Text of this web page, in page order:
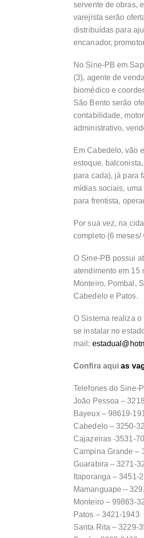
servente de obras,
varejista serão
distribuídas para
encanador,
No Sine-PB em
(3), agente de
biomédico e
São Bento serão
contabilidade,
administrativo,
Em Cabedelo, vão
estoque,
para cada), já para
mídias sociais,
para frentista,
Por sua vez, na
completo (6 meses/
O Sine-PB possui
atendimento em 15
Monteiro, Pombal,
Cabedelo e Patos.
O Sistema realiza
se instalar no
mail:
Confira aquias
Telefones do Sine-
João Pessoa –
Bayeux – 98619-
Cabedelo – 3250-
Cajazeiras -3531-
Campina Grande –
Guarabira – 3271-
Itaporanga – 3451-
Mamanguape –
Monteiro – 99863-
Patos – 3421-1943
Santa Rita – 3229-